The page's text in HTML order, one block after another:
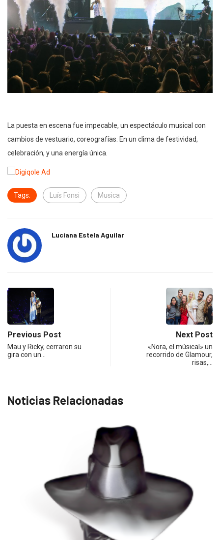
La puesta en escena fue impecable, un espectáculo musical con
cambios de vestuario, coreografías. En un clima de festividad,
celebración, y una energía única.
Tags: Luís Fonsi Musica
Luciana Estela Aguilar
Previous Post
Mau y Ricky, cerraron su
gira con un…
Next Post
«Nora, el músical» un
recorrido de Glamour,
risas,…
Noticias Relacionadas